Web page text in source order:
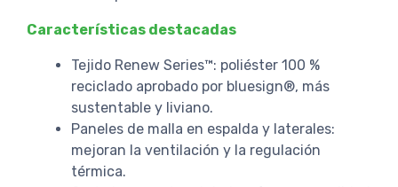
Características destacadas
Tejido Renew Series™: poliéster 100 %
reciclado aprobado por bluesign®, más
sustentable y liviano.
Paneles de malla en espalda y laterales:
mejoran la ventilación y la regulación
térmica.